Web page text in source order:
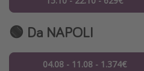
🟢 Da NAPOLI
04.08 - 11.08 - 1.374€